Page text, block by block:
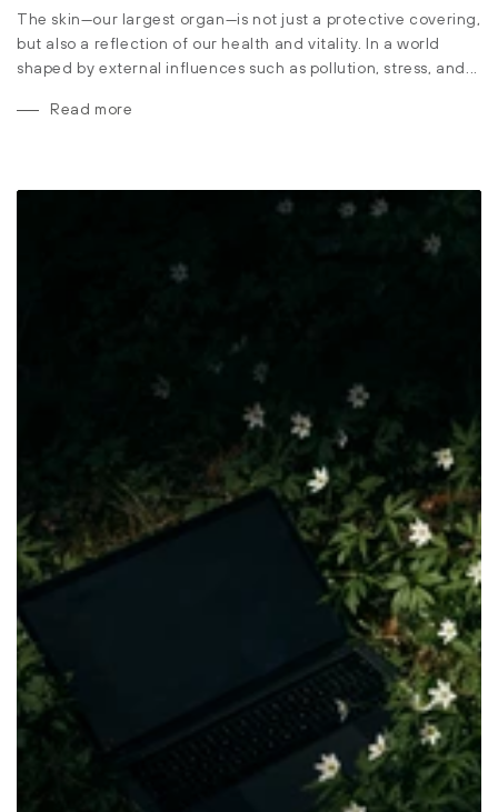
The skin—our largest organ—is not just a protective covering,
but also a reflection of our health and vitality. In a world
shaped by external influences such as pollution, stress, and...
Read more